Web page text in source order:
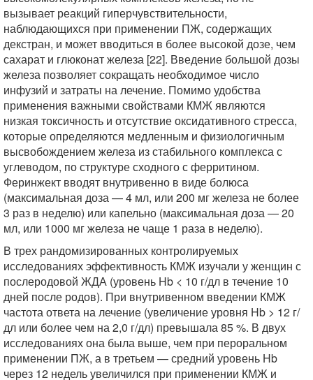
вызывает реакций гиперчувствительности,
наблюдающихся при применении ПЖ, содержащих
декстран, и может вводиться в более высокой дозе, чем
сахарат и глюконат железа [22]. Введение большой дозы
железа позволяет сокращать необходимое число
инфузий и затраты на лечение. Помимо удобства
применения важными свойствами КМЖ являются
низкая токсичность и отсутствие оксидативного стресса,
которые определяются медленным и физиологичным
высвобождением железа из стабильного комплекса с
углеводом, по структуре сходного с ферритином.
Феринжект вводят внутривенно в виде болюса
(максимальная доза — 4 мл, или 200 мг железа не более
3 раз в неделю) или капельно (максимальная доза — 20
мл, или 1000 мг железа не чаще 1 раза в неделю).
В трех рандомизированных контролируемых
исследованиях эффективность КМЖ изучали у женщин с
послеродовой ЖДА (уровень Hb < 10 г/дл в течение 10
дней после родов). При внутривенном введении КМЖ
частота ответа на лечение (увеличение уровня Hb > 12 г/
дл или более чем на 2,0 г/дл) превышала 85 %. В двух
исследованиях она была выше, чем при пероральном
применении ПЖ, а в третьем — средний уровень Hb
через 12 недель увеличился при применении КМЖ и